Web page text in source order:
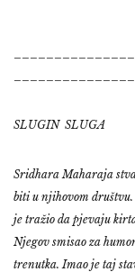
SLUGIN SLUGA
Sridhara Maharaja
biti u njihovom
je tražio da pjevaju
Njegov smisao za
trenutka. Imao je taj